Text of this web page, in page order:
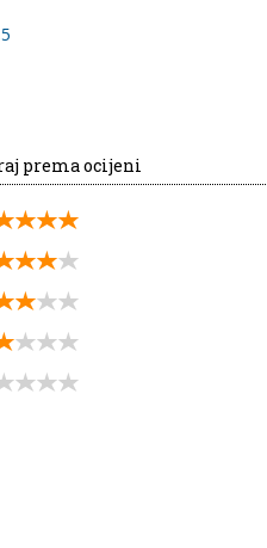
prema ocijeni